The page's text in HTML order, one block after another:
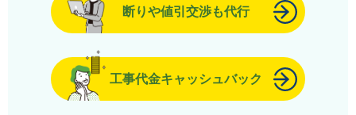
断りや値引交渉も代行
工事代金キャッシュバック